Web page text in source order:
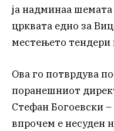
ја надминаа шемата
црквата едно за
местењето тендери
Ова го потврдува
поранешниот
Стефан Богоевски
впрочем е несуден